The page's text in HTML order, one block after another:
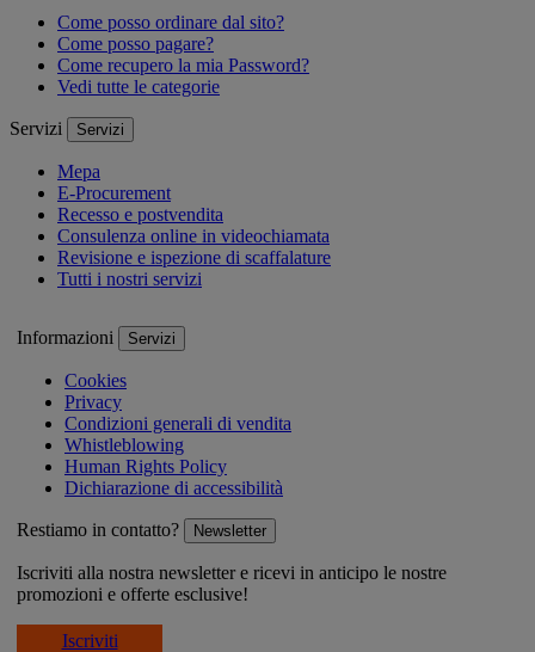
Come posso ordinare dal sito?
Come posso pagare?
Come recupero la mia Password?
Vedi tutte le categorie
Servizi Servizi
Mepa
E-Procurement
Recesso e postvendita
Consulenza online in videochiamata
Revisione e ispezione di scaffalature
Tutti i nostri servizi
Informazioni Servizi
Cookies
Privacy
Condizioni generali di vendita
Whistleblowing
Human Rights Policy
Dichiarazione di accessibilità
Restiamo in contatto? Newsletter
Iscriviti alla nostra newsletter e ricevi in anticipo le nostre
promozioni e offerte esclusive!
Iscriviti